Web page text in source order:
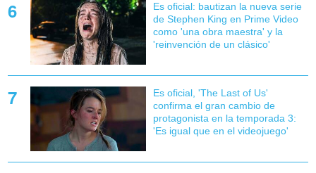
Es oficial: bautizan la nueva serie
de Stephen King en Prime Video
como 'una obra maestra' y la
'reinvención de un clásico'
Es oficial, 'The Last of Us'
confirma el gran cambio de
protagonista en la temporada 3:
'Es igual que en el videojuego'